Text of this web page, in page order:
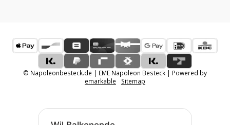
© Napoleonbesteck.de | EME Napoleon Besteck | Powered by
emarkable
Sitemap